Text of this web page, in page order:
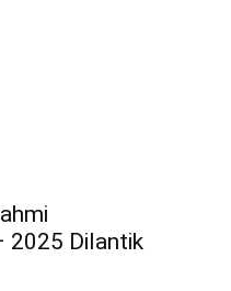
2025 Dilantik